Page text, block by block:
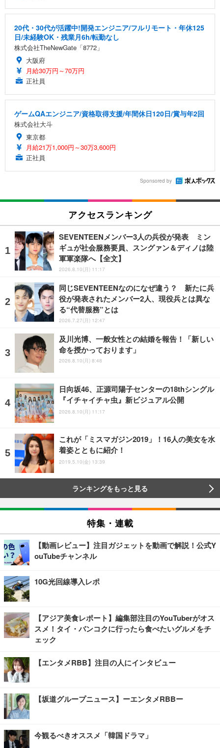
20代・30代が活躍中!開発エンジニア/フルリモート・年休125
日/未経験OK・残業月6h/転勤なし
株式会社TheNewGate「8772」
大阪府
月給30万円～70万円
正社員
ゲームQAエンジニア/資格取得支援/年間休日120日/賞与年2回
株式会社大斗
東京都
月給21万1,000円～30万3,600円
正社員
Sponsored by
アクセスランキング
SEVENTEENメンバー3人の兵役が発表 ミン
ギュが社会服務要員、スングァン＆ディノは陸
軍軍楽隊へ【全文】
2026.8.10(月) 11:17
同じSEVENTEENなのになぜ違う？ 新たに兵
役が発表されたメンバー2人、現役兵とは異な
る“代替服務”とは
2026.7.27(月) 12:47
及川光博、一般女性との結婚を報告！「新しい
命を授かっております」
2026.8.10(月) 8:48
日向坂46、正源司陽子センターの18thシングル
『イチャイチャ虫』新ビジュアル公開
2026.8.10(月) 11:17
これが「ミスマガジン2019」！16人の美女を水
着姿とともに紹介！
2019.5.10(金) 13:39
ランキングをもっと見る
特集・連載
【動画レビュー】注目ガジェットを動画で解説！公式Y
ouTubeチャンネル
10G光回線導入レポ
【アジア美食レポート】編集部注目のYouTuberがオス
スメ！タイ・バンコクに行ったら食べたいグルメをチ
ェック
【エンタメRBB】注目の人にインタビュー
【坂道グループニュース】ーエンタメRBBー
今観るべきオススメ「韓国ドラマ」